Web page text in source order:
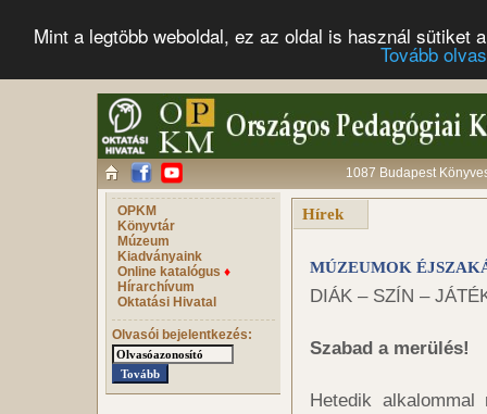
Mint a legtöbb weboldal, ez az oldal is használ sütiket
Tovább
1087 Budapest
OPKM
Könyvtár
Múzeum
Kiadványaink
Online katalógus ♦
Hírarchívum
Oktatási Hivatal
Olvasói bejelentkezés:
Hírek
MÚZEUMOK
DIÁK – SZÍN –
Szabad a merülés!
Hetedik